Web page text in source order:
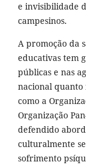
e invisibilidade
campesinos.
A promoção da
educativas tem
públicas e nas
nacional
como a
Organização
defendido
culturalmente
sofrimento